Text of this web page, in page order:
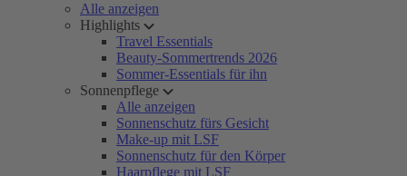
Alle anzeigen
Highlights
Travel Essentials
Beauty-Sommertrends 2026
Sommer-Essentials für ihn
Sonnenpflege
Alle anzeigen
Sonnenschutz fürs Gesicht
Make-up mit LSF
Sonnenschutz für den Körper
Haarpflege mit LSF